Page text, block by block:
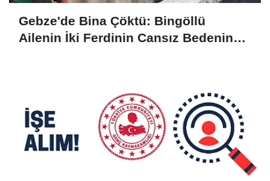
Gebze'de Bina Çöktü: Bingöllü
Ailenin İki Ferdinin Cansız Bedenine